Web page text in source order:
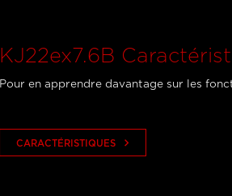
KJ22ex7.6B
Pour en apprendre davantage sur les
CARACTÉRISTIQUES keyboard_arrow_right